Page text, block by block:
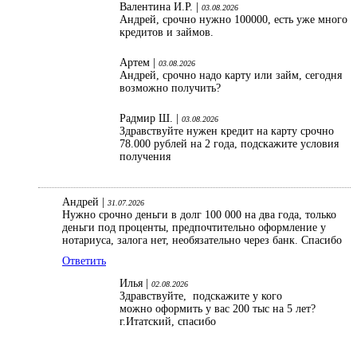
Валентина И.Р. | 03.08.2026
Андрей, срочно нужно 100000, есть уже много
кредитов и займов.
Артем | 03.08.2026
Андрей, срочно надо карту или займ, сегодня
возможно получить?
Радмир Ш. | 03.08.2026
Здравствуйте нужен кредит на карту срочно
78.000 рублей на 2 года, подскажите условия
получения
Андрей | 31.07.2026
Нужно срочно деньги в долг 100 000 на два года, только
деньги под проценты, предпочтительно оформление у
нотариуса, залога нет, необязательно через банк. Спасибо
Ответить
Илья |
02.08.2026
Здравствуйте, подскажите у кого
можно оформить у вас 200 тыс на 5 лет?
г.Итатский, спасибо